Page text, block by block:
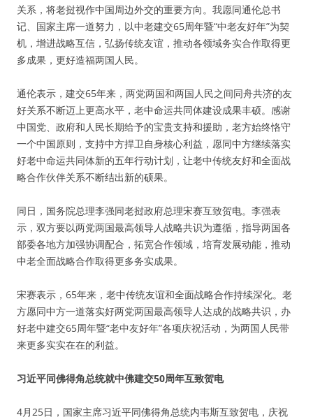
关系，将老挝视作中国周边外交的重要方向。我愿同通伦总书
记、国家主席一道努力，以中老建交65周年暨“中老友好年”为契
机，增进战略互信，弘扬传统友谊，推动各领域务实合作取得更
多成果，更好造福两国人民。
通伦表示，建交65年来，两党两国和两国人民之间同舟共济的友
好关系不断迈上更高水平，老中命运共同体建设成果丰硕。感谢
中国党、政府和人民长期给予的宝贵支持和援助，老方始终恪守
一个中国原则，支持中方捍卫自身核心利益，愿同中方继续落实
好老中命运共同体新的五年行动计划，让老中传统友好和全面战
略合作伙伴关系不断结出新的硕果。
同日，国务院总理李强同老挝政府总理宋赛互致贺电。李强表
示，双方要以两党两国最高领导人战略共识为遵循，指导两国各
部委各地方加强协调配合，拓宽合作领域，培育发展动能，推动
中老全面战略合作取得更多务实成果。
宋赛表示，65年来，老中传统友谊和全面战略合作持续深化。老
方愿同中方一道落实好两党两国最高领导人达成的战略共识，办
好老中建交65周年暨“老中友好年”各项庆祝活动，为两国人民带
来更多实实在在的利益。
习近平同佛得角总统就中佛建交50周年互致贺电
4月25日，国家主席习近平同佛得角总统内韦斯互致贺电，庆祝